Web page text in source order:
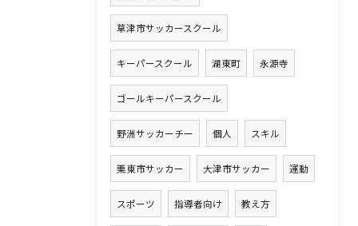
草津市サッカースクール
キーパースクール 湖東町 永源寺
ゴールキーパースクール
野洲サッカーチー 個人 スキル
栗東市サッカー 大津市サッカー 運動
スポーツ 指導者向け 教え方